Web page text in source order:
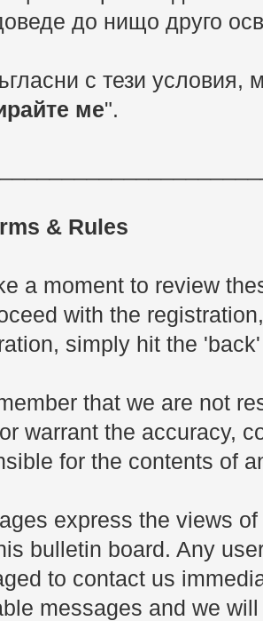
до нищо друго
с тези условия,
ме".
& Rules
a moment to review
with the
simply hit the
that we are not
warrant the accuracy,
for the contents of
express the views
bulletin board. Any
to contact us
messages and we